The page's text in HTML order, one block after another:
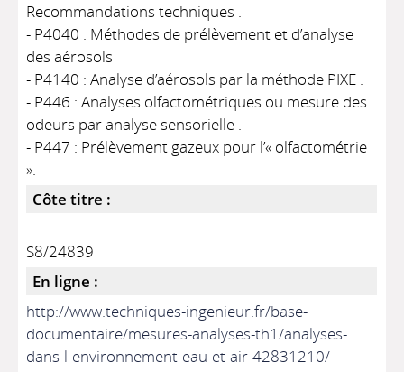
Recommandations techniques .
- P4040 : Méthodes de prélèvement et d’analyse
des aérosols
- P4140 : Analyse d’aérosols par la méthode PIXE .
- P446 : Analyses olfactométriques ou mesure des
odeurs par analyse sensorielle .
- P447 : Prélèvement gazeux pour l’« olfactométrie
».
Côte titre :
S8/24839
En ligne :
http://www.techniques-ingenieur.fr/base-
documentaire/mesures-analyses-th1/analyses-
dans-l-environnement-eau-et-air-42831210/